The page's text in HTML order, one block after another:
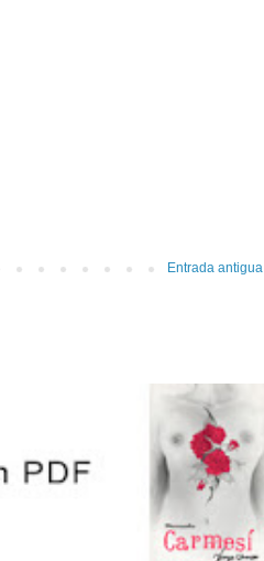
Entrada antigua